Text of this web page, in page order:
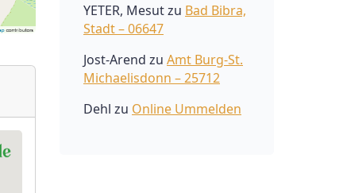
YETER, Mesutzu Bad Bibra,
Stadt – 06647
Jost-Arend zu Amt Burg-St.
Michaelisdonn – 25712
Dehl zu Online Ummelden